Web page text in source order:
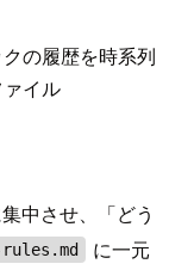
の履歴を時系列
イル
中させ、「どう
に一元